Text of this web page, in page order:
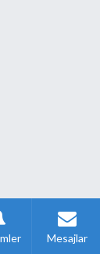
Mesajlar